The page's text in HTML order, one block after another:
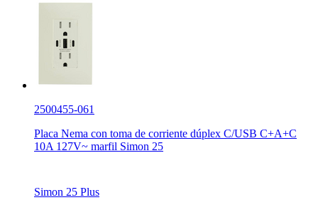
2500455-061
Placa Nema con toma de corriente dúplex C/USB C+A+C
10A 127V~ marfil Simon 25
Simon 25 Plus